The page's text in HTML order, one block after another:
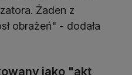
Żaden z
obrażeń" - dodała
jako "akt